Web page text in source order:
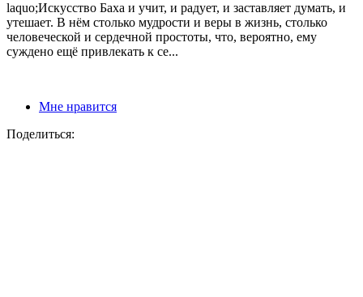
laquo;Искусство Баха и учит, и радует, и заставляет думать, и
утешает. В нём столько мудрости и веры в жизнь, столько
человеческой и сердечной простоты, что, вероятно, ему
суждено ещё привлекать к се...
Мне нравится
Поделиться: